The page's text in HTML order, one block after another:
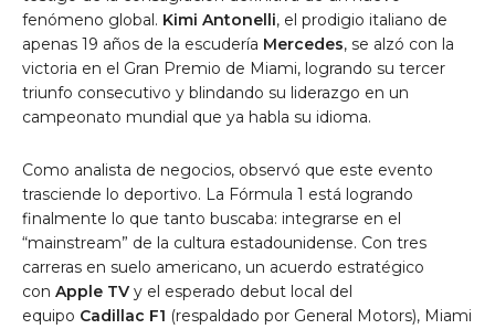
fenómeno global. Kimi Antonelli, el prodigio italiano de
apenas 19 años de la escudería Mercedes, se alzó con la
victoria en el Gran Premio de Miami, logrando su tercer
triunfo consecutivo y blindando su liderazgo en un
campeonato mundial que ya habla su idioma.
Como analista de negocios, observó que este evento
trasciende lo deportivo. La Fórmula 1 está logrando
finalmente lo que tanto buscaba: integrarse en el
“mainstream” de la cultura estadounidense. Con tres
carreras en suelo americano, un acuerdo estratégico
con Apple TV y el esperado debut local del
equipo Cadillac F1 (respaldado por General Motors), Miami